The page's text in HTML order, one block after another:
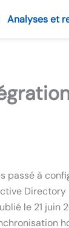
Analyses et
passé à
le 21 juin